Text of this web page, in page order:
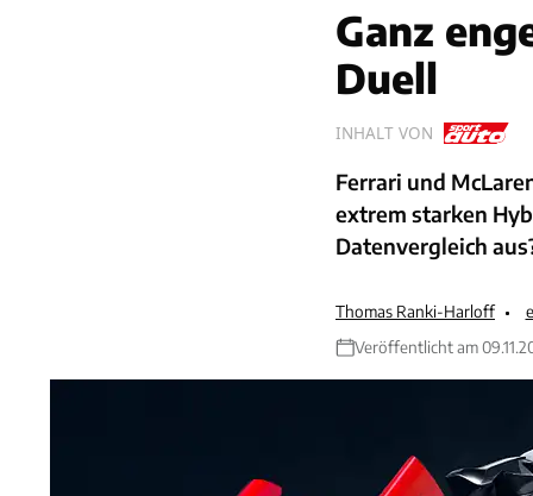
Ganz
Duell
INHALT VON
Ferrari und
extrem starken
Datenvergleich
Thomas Ranki-Harloff
Veröffentlicht am